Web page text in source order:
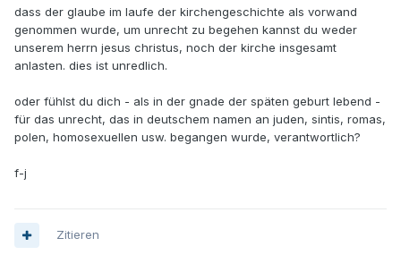
dass der glaube im laufe der kirchengeschichte als vorwand
genommen wurde, um unrecht zu begehen kannst du weder
unserem herrn jesus christus, noch der kirche insgesamt
anlasten. dies ist unredlich.
oder fühlst du dich - als in der gnade der späten geburt lebend -
für das unrecht, das in deutschem namen an juden, sintis, romas,
polen, homosexuellen usw. begangen wurde, verantwortlich?
f-j
Zitieren